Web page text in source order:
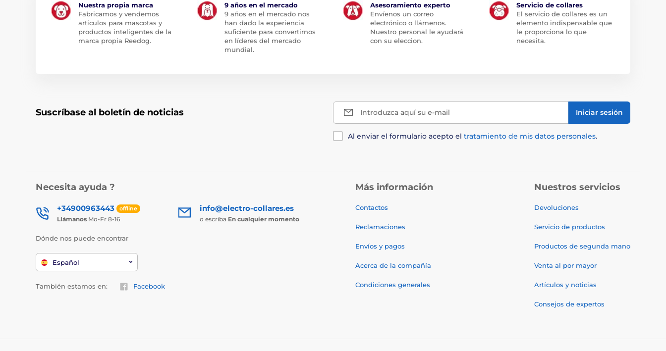
Nuestra propia marca
Fabricamos y vendemos
artículos para mascotas y
productos inteligentes de la
marca propia Reedog.
9 años en el mercado
9 años en el mercado nos
han dado la experiencia
suficiente para convertirnos
en líderes del mercado
mundial.
Asesoramiento experto
Envíenos un correo
electrónico o llámenos.
Nuestro personal le ayudará
con su eleccion.
Servicio de collares
El servicio de collares es un
elemento indispensable que
le proporciona lo que
necesita.
Suscríbase al boletín de noticias Introduzca aquí su e-mail Iniciar sesión
Al enviar el formulario acepto el tratamiento de mis datos personales.
Necesita ayuda ?
+34900963443 offline
Llámanos Mo-Fr 8-16
info@electro-collares.es
o escriba En cualquier momento
Dónde nos puede encontrar
Español
También estamos en: Facebook
Más información
Contactos
Reclamaciones
Envíos y pagos
Acerca de la compañía
Condiciones generales
Nuestros servicios
Devoluciones
Servicio de productos
Productos de segunda mano
Venta al por mayor
Artículos y noticias
Consejos de expertos